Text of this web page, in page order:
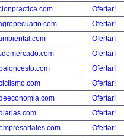
Ofertar!
Ofertar!
Ofertar!
Ofertar!
Ofertar!
Ofertar!
Ofertar!
Ofertar!
Ofertar!